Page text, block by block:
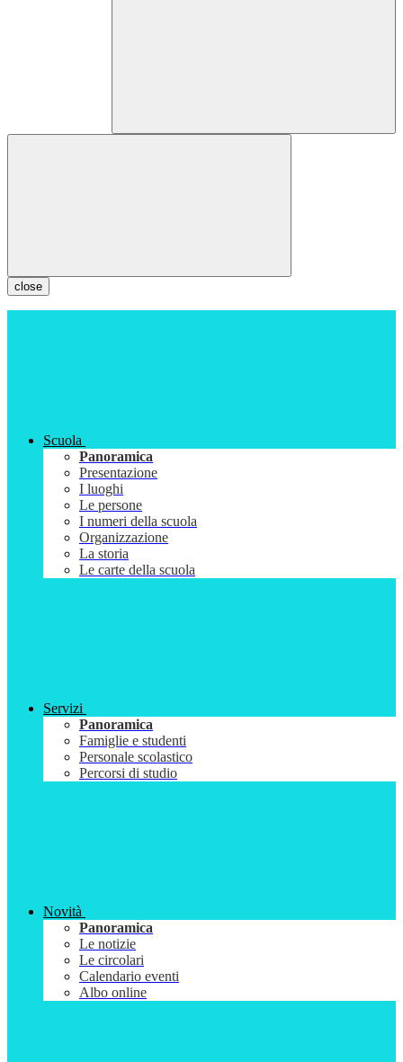
close
Scuola
Panoramica
Presentazione
I luoghi
Le persone
I numeri della scuola
Organizzazione
La storia
Le carte della scuola
Servizi
Panoramica
Famiglie e studenti
Personale scolastico
Percorsi di studio
Novità
Panoramica
Le notizie
Le circolari
Calendario eventi
Albo online